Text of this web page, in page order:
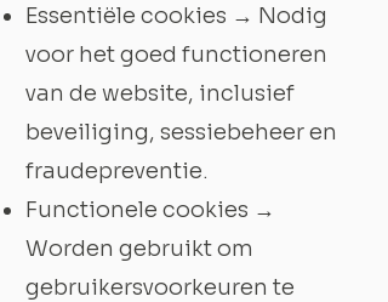
Essentiële cookies → Nodig
voor het goed functioneren
van de website, inclusief
beveiliging, sessiebeheer en
fraudepreventie.
Functionele cookies →
Worden gebruikt om
gebruikersvoorkeuren te